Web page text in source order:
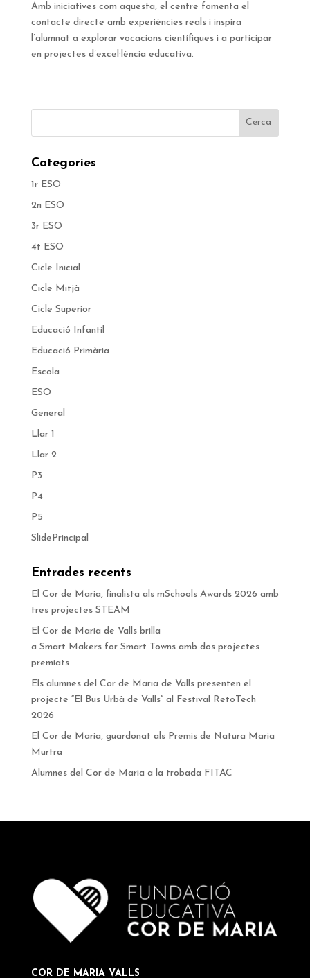
Amb iniciatives com aquesta, el centre fomenta el
contacte directe amb experiències reals i inspira
l’alumnat a explorar vocacions científiques i a participar
en projectes d’excel·lència educativa.
Categories
1r ESO
2n ESO
3r ESO
4t ESO
Cicle Inicial
Cicle Mitjà
Cicle Superior
Educació Infantil
Educació Primària
Escola
ESO
General
Llar 1
Llar 2
P3
P4
P5
SlidePrincipal
Entrades recents
El Cor de Maria, finalista als mSchools Awards 2026 amb
tres projectes STEAM
El Cor de Maria de Valls brilla
a Smart Makers for Smart Towns amb dos projectes
premiats
Els alumnes del Cor de Maria de Valls presenten el
projecte “El Bus Urbà de Valls” al Festival RetoTech
2026
El Cor de Maria, guardonat als Premis de Natura Maria
Murtra
Alumnes del Cor de Maria a la trobada FITAC
COR DE MARIA VALLS